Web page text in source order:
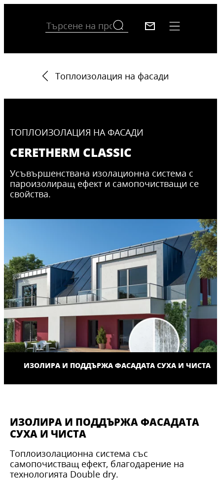
Топлоизолация на фасади
ТОПЛОИЗОЛАЦИЯ НА ФАСАДИ
CERETHERM CLASSIC
Усъвършенствана изолационна система с
пароизолиращ ефект и самопочистващи се
свойства.
ИЗОЛИРА И ПОДДЪРЖА ФАСАДАТА СУХА И ЧИСТА
ИЗОЛИРА И ПОДДЪРЖА ФАСАДАТА
СУХА И ЧИСТА
Топлоизолационна система със
самопочистващ ефект, благодарение на
технологията Double dry.